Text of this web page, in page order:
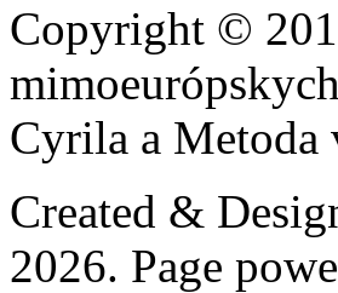
Copyright ©
Cyrila a Metoda
Created &
2026. Page